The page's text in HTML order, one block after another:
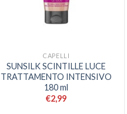
CAPELLI
SUNSILK SCINTILLE LUCE
TRATTAMENTO INTENSIVO
180 ml
€2,99